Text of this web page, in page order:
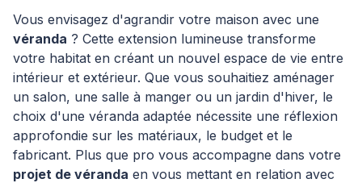
Vous envisagez d'agrandir votre maison avec une
véranda ? Cette extension lumineuse transforme
votre habitat en créant un nouvel espace de vie entre
intérieur et extérieur. Que vous souhaitiez aménager
un salon, une salle à manger ou un jardin d'hiver, le
choix d'une véranda adaptée nécessite une réflexion
approfondie sur les matériaux, le budget et le
fabricant. Plus que pro vous accompagne dans votre
projet de véranda en vous mettant en relation avec